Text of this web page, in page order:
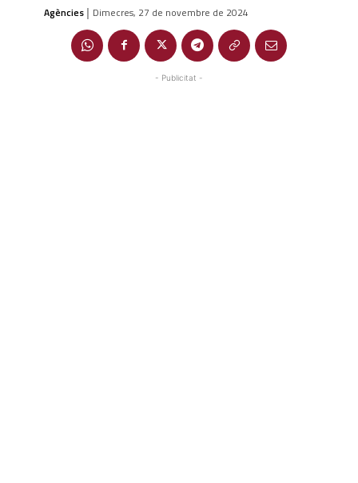
Agències | Dimecres, 27 de novembre de 2024
- Publicitat -